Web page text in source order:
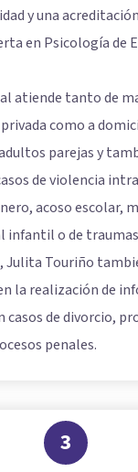
y una
en Psicología de
atiende tanto de
como a
parejas y
de violencia
acoso escolar,
infantil o de
Julita Touriño
la realización de
casos de divorcio,
penales.
3